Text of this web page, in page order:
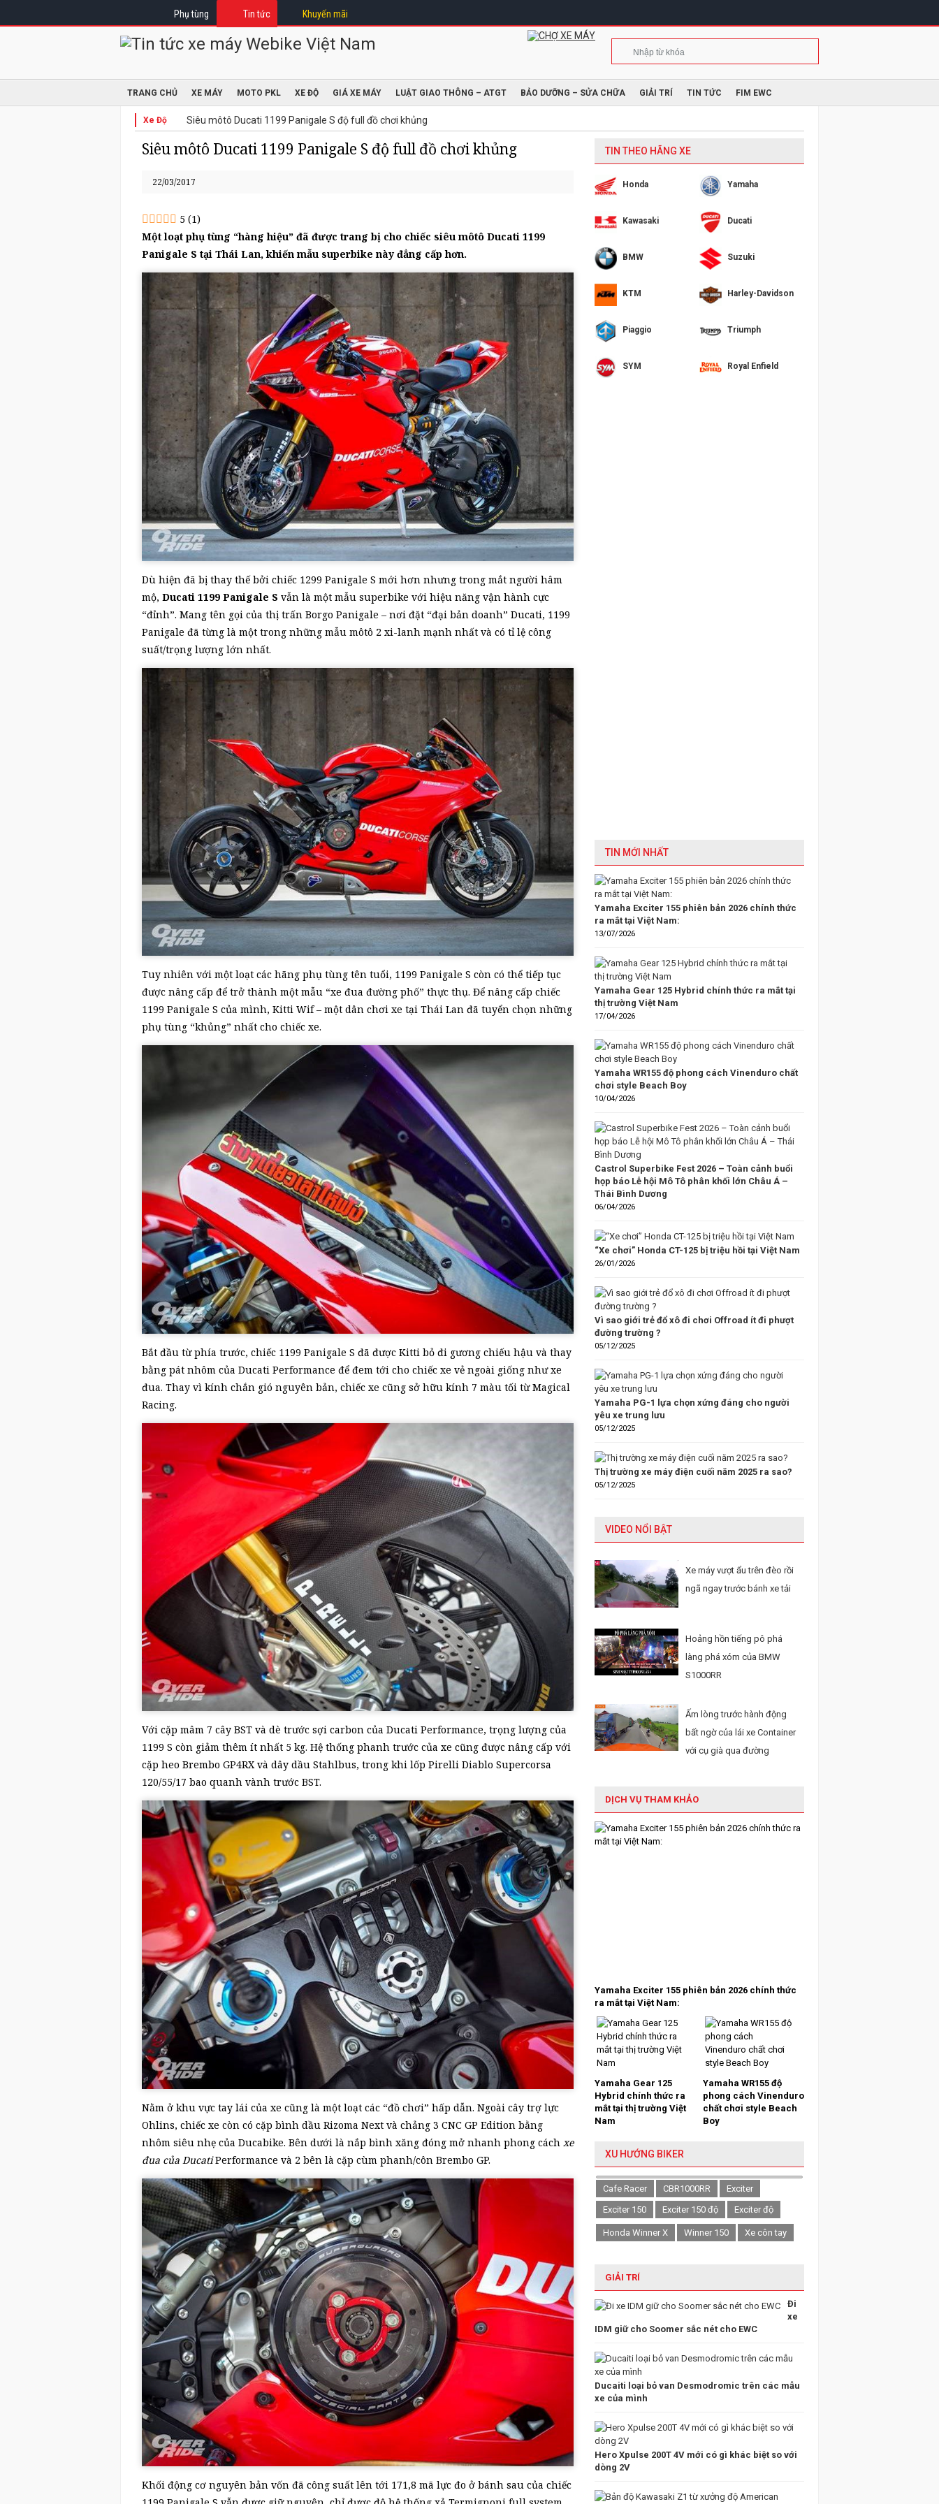
Phụ tùng Tin tức Khuyến mãi
TRANG CHỦ XE MÁY MOTO PKL XE ĐỘ GIÁ XE MÁY LUẬT GIAO THÔNG – ATGT BẢO DƯỠNG – SỬA CHỮA GIẢI TRÍ TIN TỨC FIM EWC
Xe Độ Siêu môtô Ducati 1199 Panigale S độ full đồ chơi khủng
Siêu môtô Ducati 1199 Panigale S độ full đồ chơi khủng
22/03/2017
5 (1)
Một loạt phụ tùng “hàng hiệu” đã được trang bị cho chiếc siêu môtô Ducati 1199
Panigale S tại Thái Lan, khiến mẫu superbike này đẳng cấp hơn.
Dù hiện đã bị thay thế bởi chiếc 1299 Panigale S mới hơn nhưng trong mắt người hâm
mộ, Ducati 1199 Panigale S vẫn là một mẫu superbike với hiệu năng vận hành cực
“đỉnh”. Mang tên gọi của thị trấn Borgo Panigale – nơi đặt “đại bản doanh” Ducati, 1199
Panigale đã từng là một trong những mẫu môtô 2 xi-lanh mạnh nhất và có tỉ lệ công
suất/trọng lượng lớn nhất.
Tuy nhiên với một loạt các hãng phụ tùng tên tuổi, 1199 Panigale S còn có thể tiếp tục
được nâng cấp để trở thành một mẫu “xe đua đường phố” thực thụ. Để nâng cấp chiếc
1199 Panigale S của mình, Kitti Wif – một dân chơi xe tại Thái Lan đã tuyển chọn những
phụ tùng “khủng” nhất cho chiếc xe.
Bắt đầu từ phía trước, chiếc 1199 Panigale S đã được Kitti bỏ đi gương chiếu hậu và thay
bằng pát nhôm của Ducati Performance để đem tới cho chiếc xe vẻ ngoài giống như xe
đua. Thay vì kính chắn gió nguyên bản, chiếc xe cũng sở hữu kính 7 màu tối từ Magical
Racing.
Với cặp mâm 7 cây BST và dè trước sợi carbon của Ducati Performance, trọng lượng của
1199 S còn giảm thêm ít nhất 5 kg. Hệ thống phanh trước của xe cũng được nâng cấp với
cặp heo Brembo GP4RX và dây dầu Stahlbus, trong khi lốp Pirelli Diablo Supercorsa
120/55/17 bao quanh vành trước BST.
Nằm ở khu vực tay lái của xe cũng là một loạt các “đồ chơi” hấp dẫn. Ngoài cây trợ lực
Ohlins, chiếc xe còn có cặp bình dầu Rizoma Next và chảng 3 CNC GP Edition bằng
nhôm siêu nhẹ của Ducabike. Bên dưới là nắp bình xăng đóng mở nhanh phong cách xe
đua của DucatiPerformance và 2 bên là cặp cùm phanh/côn Brembo GP.
Khối động cơ nguyên bản vốn đã công suất lên tới 171,8 mã lực đo ở bánh sau của chiếc
TIN THEO HÃNG XE
Honda Yamaha
Kawasaki Ducati
BMW Suzuki
KTM Harley-Davidson
Piaggio Triumph
SYM Royal Enfield
TIN MỚI NHẤT
Yamaha Exciter 155 phiên bản 2026 chính thức
ra mắt tại Việt Nam:
13/07/2026
Yamaha Gear 125 Hybrid chính thức ra mắt tại
thị trường Việt Nam
17/04/2026
Yamaha WR155 độ phong cách Vinenduro chất
chơi style Beach Boy
10/04/2026
Castrol Superbike Fest 2026 – Toàn cảnh buổi
họp báo Lễ hội Mô Tô phân khối lớn Châu Á –
Thái Bình Dương
06/04/2026
“Xe chơi” Honda CT-125 bị triệu hồi tại Việt Nam
26/01/2026
Vì sao giới trẻ đổ xô đi chơi Offroad ít đi phượt
đường trường ?
05/12/2025
Yamaha PG-1 lựa chọn xứng đáng cho người
yêu xe trung lưu
05/12/2025
Thị trường xe máy điện cuối năm 2025 ra sao?
05/12/2025
VIDEO NỔI BẬT
Xe máy vượt ẩu trên đèo rồi
ngã ngay trước bánh xe tải
Hoảng hồn tiếng pô phá
làng phá xóm của BMW
S1000RR
Ấm lòng trước hành động
bất ngờ của lái xe Container
với cụ già qua đường
DỊCH VỤ THAM KHẢO
Yamaha Exciter 155 phiên bản 2026 chính thức
ra mắt tại Việt Nam:
Yamaha Gear 125
Hybrid chính thức ra
mắt tại thị trường Việt
Nam
Yamaha WR155 độ
phong cách Vinenduro
chất chơi style Beach
Boy
XU HƯỚNG BIKER
Cafe Racer CBR1000RR
Exciter
Exciter 150
Exciter 150 độ Exciter độ
Honda Winner X Winner 150 Xe côn tay
GIẢI TRÍ
Đi
xe
IDM giữ cho Soomer sắc nét cho EWC
Ducaiti loại bỏ van Desmodromic trên các mẫu
xe của mình
Hero Xpulse 200T 4V mới có gì khác biệt so với
dòng 2V